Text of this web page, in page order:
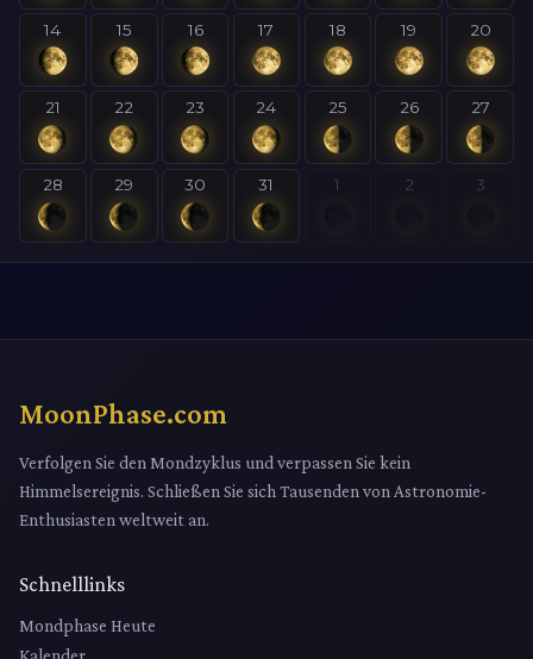
14 15 16 17 18 19 20
21 22 23 24 25 26 27
28 29 30 31 1 2 3
MoonPhase.com
Verfolgen Sie den Mondzyklus und verpassen Sie kein
Himmelsereignis. Schließen Sie sich Tausenden von Astronomie-
Enthusiasten weltweit an.
Schnelllinks
Mondphase Heute
Kalender